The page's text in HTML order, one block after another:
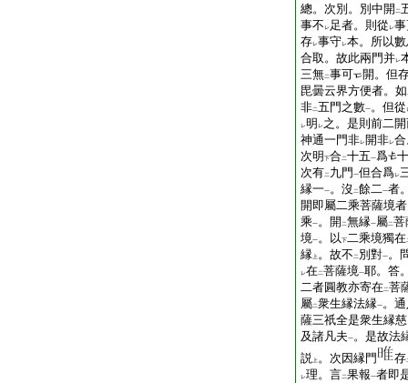
總。次別。別中開 二
事不 レ足者。則從 レ
存レ事守レ本。所以
合取。故此兩門并レ
三無二事可
開。但
毘曇云界方便者。如
非二五門之數一。但從
レ明 レ之。是則前二
神通一門非レ開非レ
次明 下合二十五一爲
次有二 九門 一但合爲レ
縁一一。沒 二餘二一者
開即屬二乘菩薩境
乘一。開 二無縁一屬二菩
境一。以下二乘境獨在
縁 上 。故不 二 別對一。
レ在二菩薩境一耶。答
二者圓教亦寄在二菩
屬二衆生縁法縁一。
薩三祇全是衆生縁
及諸凡夫一。是故法
説 上 。次因縁門 存
レ理。言二果報一者即